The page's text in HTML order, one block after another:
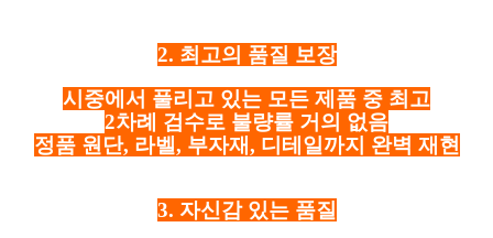
2. 최고의 품질 보장
시중에서 풀리고 있는 모든 제품 중 최고
2차례 검수로 불량률 거의 없음
정품 원단, 라벨, 부자재, 디테일까지 완벽 재현
3. 자신감 있는 품질